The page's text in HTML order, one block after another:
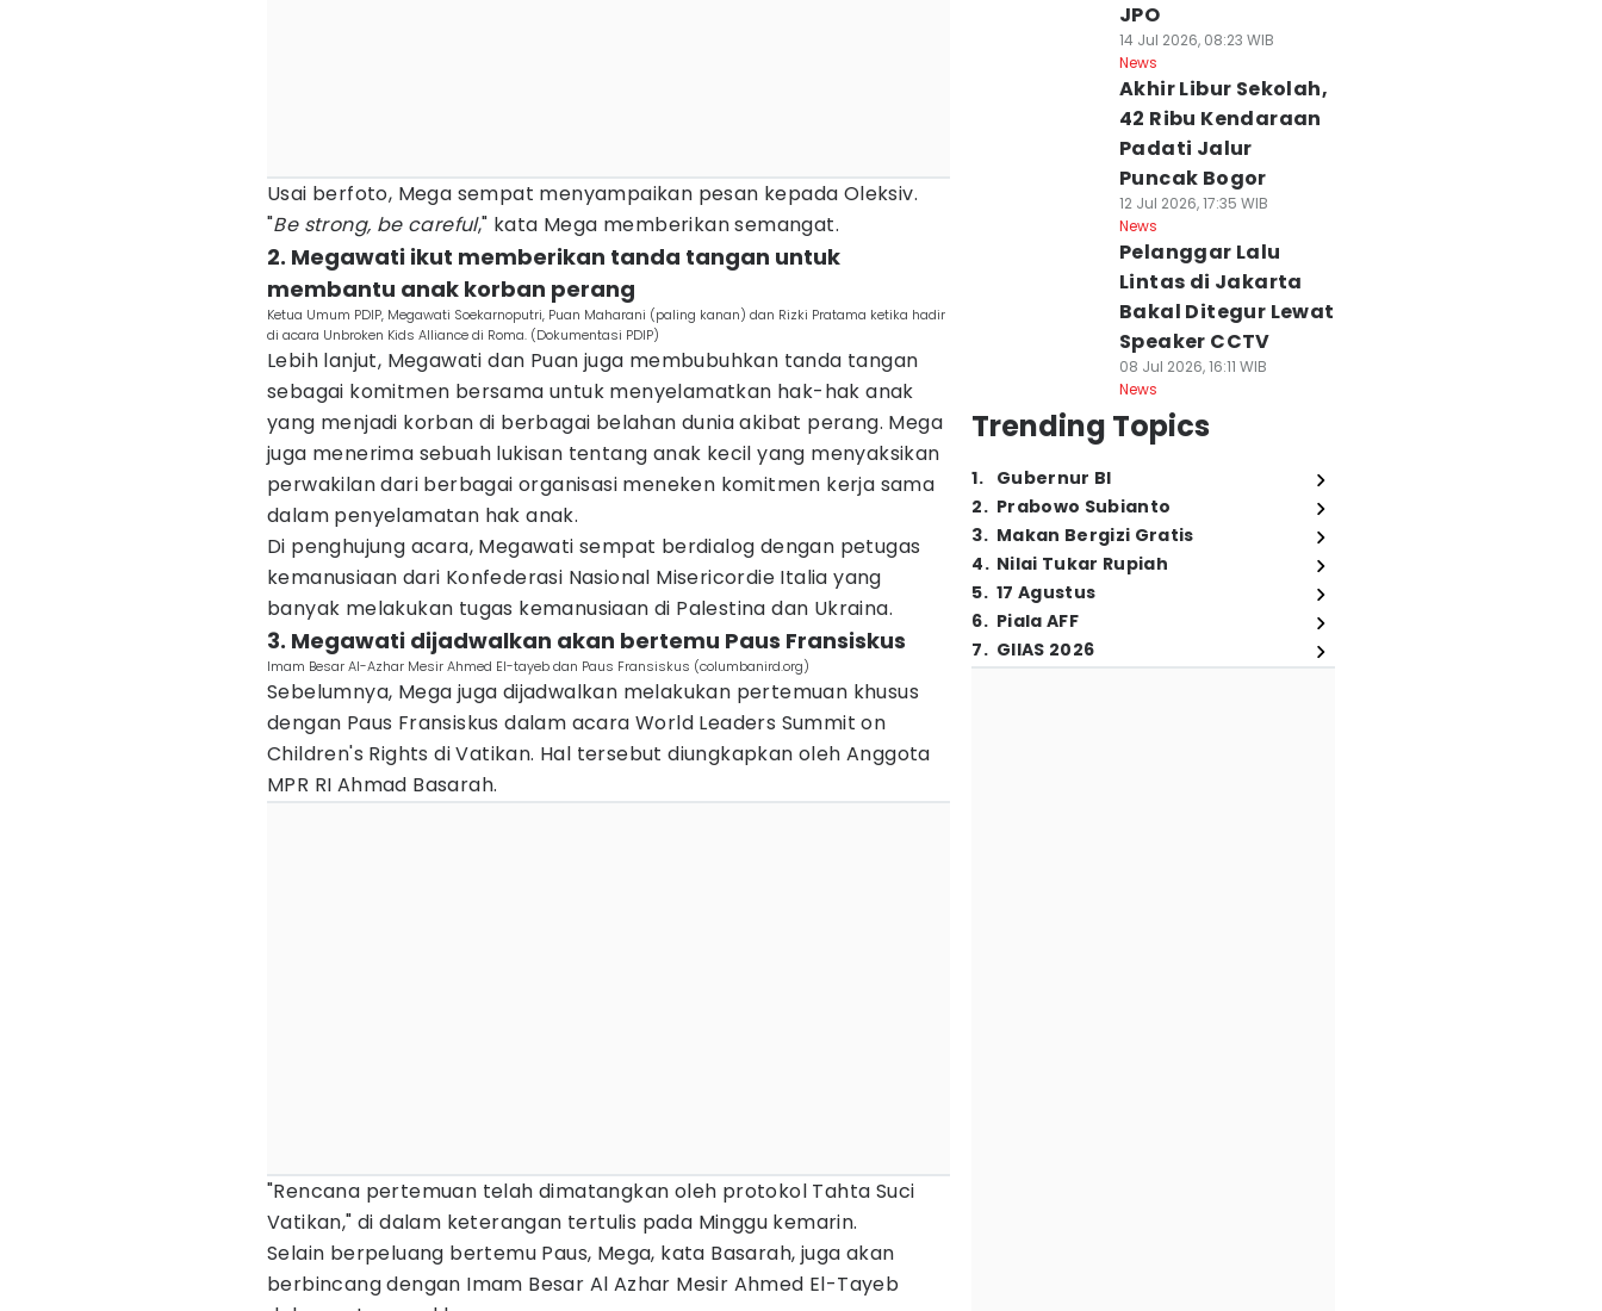
Usai berfoto, Mega sempat menyampaikan pesan kepada Oleksiv.
"Be strong, be careful," kata Mega memberikan semangat.
2. Megawati ikut memberikan tanda tangan untuk
membantu anak korban perang
Ketua Umum PDIP, Megawati Soekarnoputri, Puan Maharani (paling kanan) dan Rizki Pratama ketika hadir
di acara Unbroken Kids Alliance di Roma. (Dokumentasi PDIP)
Lebih lanjut, Megawati dan Puan juga membubuhkan tanda tangan
sebagai komitmen bersama untuk menyelamatkan hak-hak anak
yang menjadi korban di berbagai belahan dunia akibat perang. Mega
juga menerima sebuah lukisan tentang anak kecil yang menyaksikan
perwakilan dari berbagai organisasi meneken komitmen kerja sama
dalam penyelamatan hak anak.
Di penghujung acara, Megawati sempat berdialog dengan petugas
kemanusiaan dari Konfederasi Nasional Misericordie Italia yang
banyak melakukan tugas kemanusiaan di Palestina dan Ukraina.
3. Megawati dijadwalkan akan bertemu Paus Fransiskus
Imam Besar Al-Azhar Mesir Ahmed El-tayeb dan Paus Fransiskus (columbanird.org)
Sebelumnya, Mega juga dijadwalkan melakukan pertemuan khusus
dengan Paus Fransiskus dalam acara World Leaders Summit on
Children's Rights di Vatikan. Hal tersebut diungkapkan oleh Anggota
MPR RI Ahmad Basarah.
"Rencana pertemuan telah dimatangkan oleh protokol Tahta Suci
Vatikan," di dalam keterangan tertulis pada Minggu kemarin.
Selain berpeluang bertemu Paus, Mega, kata Basarah, juga akan
berbincang dengan Imam Besar Al Azhar Mesir Ahmed El-Tayeb
JPO
14 Jul 2026, 08:23 WIB
News
Akhir Libur Sekolah,
42 Ribu Kendaraan
Padati Jalur
Puncak Bogor
12 Jul 2026, 17:35 WIB
News
Pelanggar Lalu
Lintas di Jakarta
Bakal Ditegur Lewat
Speaker CCTV
08 Jul 2026, 16:11 WIB
News
Trending Topics
1. Gubernur BI
2. Prabowo Subianto
3. Makan Bergizi Gratis
4. Nilai Tukar Rupiah
5. 17 Agustus
6. Piala AFF
7. GIIAS 2026